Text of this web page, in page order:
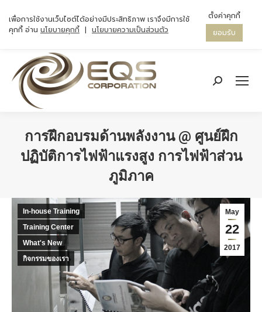
Search:
การฝึกอบรมด้านพลังงาน @ ศูนย์ฝึก
ปฏิบัติการไฟฟ้าแรงสูง การไฟฟ้าส่วน
ภูมิภาค
May
22
2017
In-house Training
Training Center
What's New
กิจกรรมของเรา
เพื่อการใช้งานเว็บไซต์ได้อย่างมีประสิทธิภาพ เราจึงมีการใช้
คุกกี้ อ่าน นโยบายคุกกี้ | นโยบายความเป็นส่วนตัว
ตั้งค่าคุกกี้
ยอมรับ